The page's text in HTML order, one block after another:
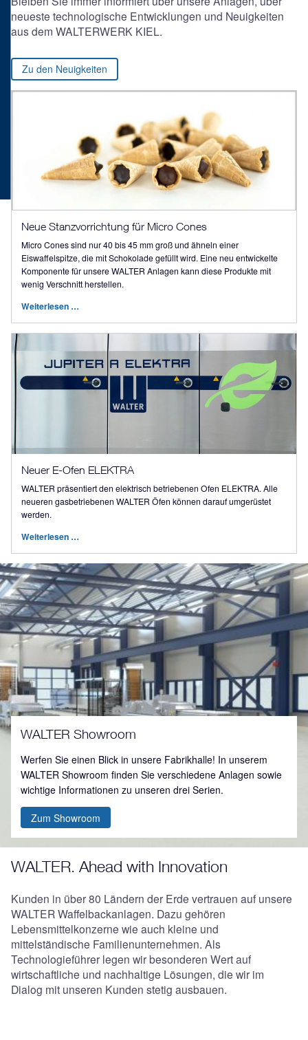
neueste technologische Entwicklungen und Neuigkeiten
aus dem WALTERWERK KIEL.
Zu den Neuigkeiten
Neue Stanzvorrichtung für Micro Cones
Micro Cones sind nur 40 bis 45 mm groß und ähneln einer
Eiswaffelspitze, die mit Schokolade gefüllt wird. Eine neu entwickelte
Komponente für unsere WALTER Anlagen kann diese Produkte mit
wenig Verschnitt herstellen.
Weiterlesen …
Neuer E-Ofen ELEKTRA
WALTER präsentiert den elektrisch betriebenen Ofen ELEKTRA. Alle
neueren gasbetriebenen WALTER Öfen können darauf umgerüstet
werden.
Weiterlesen …
WALTER Showroom
Werfen Sie einen Blick in unsere Fabrikhalle! In unserem
WALTER Showroom finden Sie verschiedene Anlagen sowie
wichtige Informationen zu unseren drei Serien.
Zum Showroom
WALTER. Ahead with Innovation
Kunden in über 80 Ländern der Erde vertrauen auf unsere
WALTER Waffelbackanlagen. Dazu gehören
Lebensmittelkonzerne wie auch kleine und
mittelständische Familienunternehmen. Als
Technologieführer legen wir besonderen Wert auf
wirtschaftliche und nachhaltige Lösungen, die wir im
Dialog mit unseren Kunden stetig ausbauen.